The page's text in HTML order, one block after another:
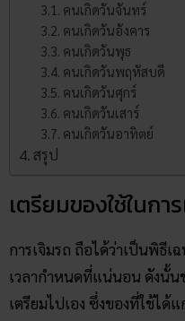
คนเกิดวันจันทร์
คนเกิดวันอังคาร
คนเกิดวันพุธ
คนเกิดวันพฤหัสบดี
คนเกิดวันศุกร์
คนเกิดวันเสาร์
คนเกิดวันอาทิตย์
สรุป
เตรียมของใช้ในกา
การเจิมรถ ถือได้ว่าเป็นพิธีเ
เวลากำหนดที่แน่นอน ดังนั้น
เตรียมไปเอง ซึ่งของที่ใช้ได้